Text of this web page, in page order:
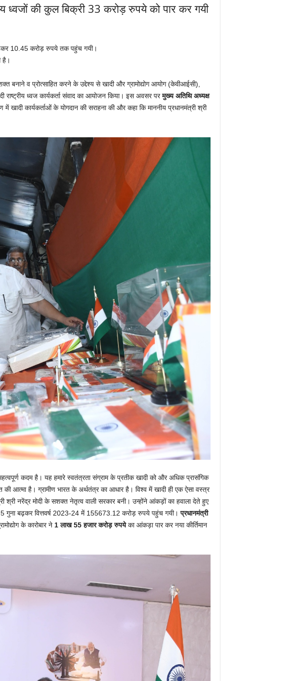
ध्वजों की कुल बिक्री 33 करोड़ रुपये को पार कर गयी
10.45 करोड़ रुपये तक पहुंच गयी।
है।
व प्रोत्साहित करने के उद्देश्य से खादी और ग्रामोद्योग आयोग (केवीआईसी),
राष्ट्रीय ध्वज कार्यकर्ता संवाद का आयोजन किया। इस अवसर परमुख्य अतिथि अध्यक्ष
खादी कार्यकर्ताओं के योगदान की सराहना की और कहा कि माननीय प्रधानमंत्री श्री
कदम है। यह हमारे स्वतंत्रता संग्राम के प्रतीक खादी को और अधिक प्रासंगिक
की आत्मा है। ग्रामीण भारत के अर्थतंत्र का आधार है। विश्व में खादी ही एक ऐसा वस्त्र
श्री नरेंद्र मोदी के सशक्त नेतृत्व वाली सरकार बनी। उन्होंने आंकड़ों का हवाला देते हुए
5 गुना बढ़कर वित्तवर्ष 2023-24 में 155673.12 करोड़ रुपये पहुंच गयी।प्रधानमंत्री
के कारोबार ने 1 लाख 55 हजार करोड़रुपयेका आंकड़ा पार कर नया कीर्तिमान